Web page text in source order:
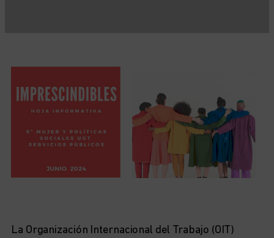
La Organización Internacional del Trabajo (OIT)